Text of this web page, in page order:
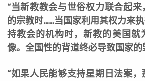
“当新教教会与世俗权力联合起
的宗教时……当国家利用其权力来
持教会的机构时，新教的美国就
像。全国性的背道终必导致国家的
“如果人民能够支持星期日法案